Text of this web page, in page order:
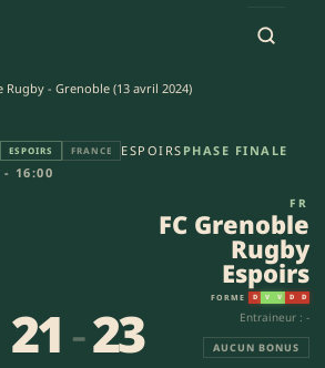
Rugby - Grenoble (13 avril 2024)
- FC
ESPOIRS FRANCE ESPOIRS PHASE FINALE
16:00
21-23
FR
FC Grenoble
Rugby
Espoirs
FORME D V V D D
Entraineur : -
AUCUN BONUS